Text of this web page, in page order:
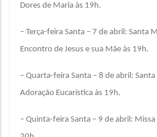
Dores de Maria às 19h.
– Terça-feira Santa – 7 de abril: Santa
Encontro de Jesus e sua Mãe às 19h.
– Quarta-feira Santa – 8 de abril:
Adoração Eucarística às 19h.
– Quinta-feira Santa – 9 de abril: Missa